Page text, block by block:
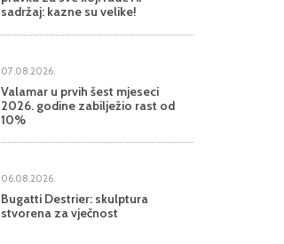
sadržaj: kazne su velike!
07.08.2026.
Valamar u prvih šest mjeseci
2026. godine zabilježio rast od
10%
06.08.2026.
Bugatti Destrier: skulptura
stvorena za vječnost